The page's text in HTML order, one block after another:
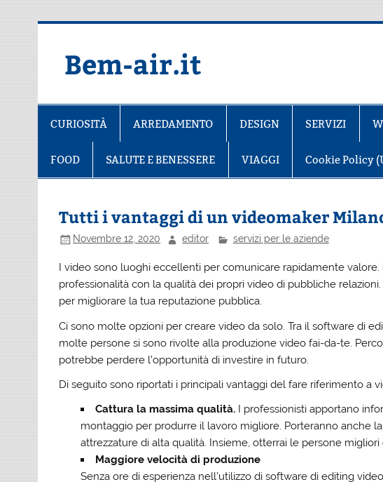
Bem-air.it
CURIOSITÀ ARREDAMENTO DESIGN SERVIZI
FOOD SALUTE E BENESSERE VIAGGI Cookie Policy
Tutti i vantaggi di un videomaker
Novembre 12, 2020 editor servizi per le aziende
I video sono luoghi eccellenti per comunicare rapidamente valore.
professionalità con la qualità dei propri video di pubbliche
per migliorare la tua reputazione pubblica.
Ci sono molte opzioni per creare video da solo. Tra il software di
molte persone si sono rivolte alla produzione video fai-da-te.
potrebbe perdere l’opportunità di investire in futuro.
Di seguito sono riportati i principali vantaggi del fare riferimento a
Cattura la massima qualità.
professionisti apportano
montaggio per produrre il lavoro migliore. Porteranno anche
attrezzature di alta qualità. Insieme, otterrai le persone
Maggiore velocità di produzione
Senza ore di esperienza nell’utilizzo di software di editing